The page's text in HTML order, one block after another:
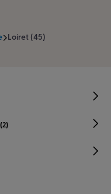
Loiret (45)
(2)